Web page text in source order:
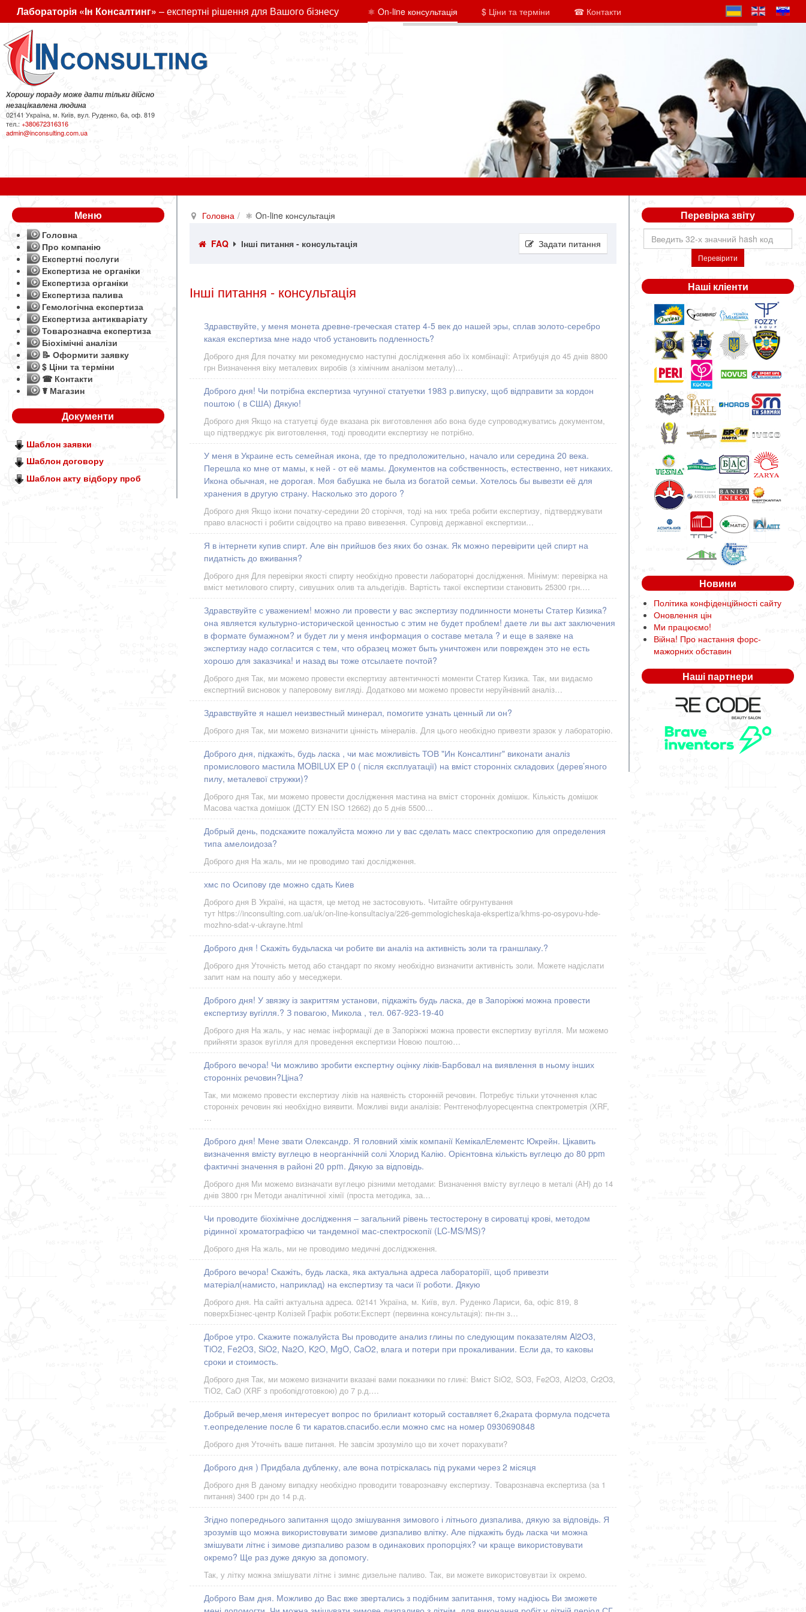
Лабораторія «Ін Консалтинг» – експертні рішення для Вашого бізнесу ⚛ On-line консультація $ Ціни та терміни ☎ Контакти
Хорошу пораду може дати тільки дійсно
незацікавлена людина
02141 Україна, м. Київ, вул. Руденко, 6а, оф. 819
тел.:+380672316316
admin@inconsulting.com.ua
Головна ⚛ On-line консультація
FAQ Інші питання - консультація Задати питання
Інші питання - консультація
Здравствуйте, у меня монета древне-греческая статер 4-5 век до нашей эры, сплав золото-серебро
какая експертиза мне надо чтоб установить подленность?
Доброго дня Для початку ми рекомеднуємо наступні дослідження або їх комбінації: Атрибуція до 45 днів 8800
грн Визначення віку металевих виробів (з хімічним аналізом металу)…
Доброго дня! Чи потрібна експертиза чугунної статуетки 1983 р.випуску, щоб відправити за кордон
поштою ( в США) Дякую!
Доброго дня Якщо на статуетці буде вказана рік виготовлення або вона буде супроводжуватись документом,
що підтверджує рік виготовлення, тоді проводити експертизу не потрібно.
У меня в Украине есть семейная икона, где то предположительно, начало или середина 20 века.
Перешла ко мне от мамы, к ней - от её мамы. Документов на собственность, естественно, нет никаких.
Икона обычная, не дорогая. Моя бабушка не была из богатой семьи. Хотелось бы вывезти её для
хранения в другую страну. Насколько это дорого ?
Доброго дня Якщо ікони початку-середини 20 сторіччя, тоді на них треба робити експертизу, підтверджувати
право власності і робити свідоцтво на право вивезення. Супровід державної експертизи…
Я в інтернети купив спирт. Але він прийшов без яких бо ознак. Як можно перевірити цей спирт на
пидатність до вживання?
Доброго дня Для перевірки якості спирту необхідно провести лабораторні дослідження. Мінімум: перевірка на
вміст метилового спирту, сивушних олив та альдегідів. Вартість такої експертизи становить 25300 грн.…
Здравствуйте с уважением! можно ли провести у вас экспертизу подлинности монеты Статер Кизика?
она является культурно-исторической ценностью с этим не будет проблем! даете ли вы акт заключения
в формате бумажном? и будет ли у меня информация о составе метала ? и еще в заявке на
экспертизу надо согласится с тем, что образец может быть уничтожен или поврежден это не есть
хорошо для заказчика! и назад вы тоже отсылаете почтой?
Доброго дня Так, ми можемо провести експертизу автентичності моменти Статер Кизика. Так, ми видаємо
експертний висновок у паперовому вигляді. Додатково ми можемо провести неруйнівний аналіз…
Здравствуйте я нашел неизвестный минерал, помогите узнать ценный ли он?
Доброго дня Так, ми можемо визначити цінність мінералів. Для цього необхідно привезти зразок у лабораторію.
Доброго дня, підкажіть, будь ласка , чи має можливість ТОВ "Ин Консалтинг" виконати аналіз
промислового мастила MOBILUX EP 0 ( після єксплуатації) на вміст сторонніх складових (дерев’яного
пилу, металевої стружки)?
Доброго дня Так, ми можемо провести дослідження мастина на вміст сторонніх домішок. Кількість домішок
Масова частка домішок (ДСТУ EN ISO 12662) до 5 днів 5500…
Добрый день, подскажите пожалуйста можно ли у вас сделать масс спектроскопию для определения
типа амелоидоза?
Доброго дня На жаль, ми не проводимо такі дослідження.
хмс по Осипову где можно сдать Киев
Доброго дня В Україні, на щастя, це метод не застосовують. Читайте обгрунтування
тут https://inconsulting.com.ua/uk/on-line-konsultaciya/226-gemmologicheskaja-ekspertiza/khms-po-osypovu-hde-
mozhno-sdat-v-ukrayne.html
Доброго дня ! Скажіть будьласка чи робите ви аналіз на активність золи та граншлаку.?
Доброго дня Уточність метод або стандарт по якому необхідно визначити активність золи. Можете надіслати
запит нам на пошту або у меседжери.
Доброго дня! У звязку із закриттям установи, підкажіть будь ласка, де в Запоріжжі можна провести
експертизу вугілля.? З повагою, Микола , тел. 067-923-19-40
Доброго дня На жаль, у нас немає інформації де в Запоріжжі можна провести експертизу вугілля. Ми можемо
прийняти зразок вугілля для проведення експертизи Новою поштою…
Доброго вечора! Чи можливо зробити експертну оцінку ліків-Барбовал на виявлення в ньому інших
сторонніх речовин?Ціна?
Так, ми можемо провести експертизу ліків на наявність сторонній речовин. Потребує тільки уточнення клас
сторонніх речовин які необхідно виявити. Можливі види аналізів: Рентгенофлуоресцентна спектрометрія (XRF,
…
Доброго дня! Мене звати Олександр. Я головний хімік компанії КемікалЕлементс Юкрейн. Цікавить
визначення вмісту вуглецю в неорганічній солі Хлорид Калію. Орієнтовна кількість вуглецю до 80 ppm
фактичні значення в районі 20 ррm. Дякую за відповідь.
Доброго дня Ми можемо визначати вуглецю різними методами: Визначення вмісту вуглецю в металі (АН) до 14
днів 3800 грн Методи аналітичної хімії (проста методика, за…
Чи проводите біохімічне дослідження – загальний рівень тестостерону в сироватці крові, методом
рідинної хроматографією чи тандемної мас-спектроскопії (LC-MS/MS)?
Доброго дня На жаль, ми не проводимо медичні досліджження.
Доброго вечора! Скажіть, будь ласка, яка актуальна адреса лабораторіїї, щоб привезти
матеріал(намисто, наприклад) на експертизу та часи її роботи. Дякую
Доброго дня. На сайті актуальна адреса. 02141 Україна, м. Київ, вул. Руденко Лариси, 6а, офіс 819, 8
поверхБізнес-центр Колізей Графік роботи:Експерт (первинна консультація): пн-пн з…
Доброе утро. Скажите пожалуйста Вы проводите анализ глины по следующим показателям Al2O3,
TiO2, Fe2O3, SiO2, Na2O, K2O, MgO, CaO2, влага и потери при прокаливании. Если да, то каковы
сроки и стоимость.
Доброго дня Так, ми можемо визначити вказані вами показники по глині: Вміст SiO2, SO3, Fe2O3, Al2O3, Cr2O3,
TiО2, СаО (XRF з пробопідготовкою) до 7 р.д.…
Добрый вечер,меня интересует вопрос по брилиант который составляет 6,2карата формула подсчета
т.еопределение после 6 ти каратов.спасибо.если можно смс на номер 0930690848
Доброго дня Уточніть ваше питання. Не завсім зрозуміло що ви хочет порахувати?
Доброго дня ) Придбала дубленку, але вона потріскалась під руками через 2 місяця
Доброго дня В даному випадку необхідно проводити товарознавчу експертизу. Товарознавча експертиза (за 1
питання) 3400 грн до 14 р.д.
Згідно попереднього запитання щодо змішування зимового і літнього дизпалива, дякую за відповідь. Я
зрозумів що можна використовувати зимове дизпаливо влітку. Але підкажіть будь ласка чи можна
змішувати літнє і зимове дизпаливо разом в одинакових пропорціях? чи краще використовувати
окремо? Ще раз дуже дякую за допомогу.
Так, у літку можна змішувати літнє і зимнє дизельне паливо. Так, ви можете використовувтаи їх окремо.
Доброго Вам дня. Можливо до Вас вже звертались з подібним запитання, тому надіюсь Ви зможете
Меню
Головна
Про компанію
Експертні послуги
Експертиза не органіки
Експертиза органіки
Експертиза палива
Гемологічна експертиза
Експертиза антикваріату
Товарознавча експертиза
Біохімічні аналізи
📝 Оформити заявку
$ Ціни та терміни
☎ Контакти
☤ Магазин
Документи
Шаблон заявки
Шаблон договору
Шаблон акту відбору проб
Перевірка звіту
Перевірити
Наші кліенти
Новини
Політика конфіденційності сайту
Оновлення цін
Ми працюємо!
Війна! Про настання форс-
мажорних обставин
Наші партнери